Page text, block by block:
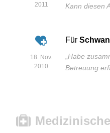
2011
Kann diesen
18. Nov.
2010
Für
Habe
Betreuung